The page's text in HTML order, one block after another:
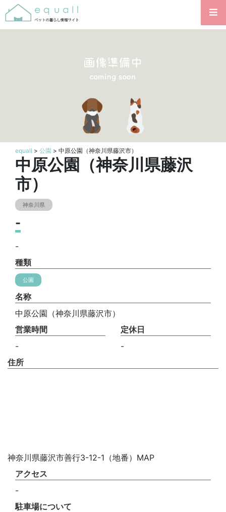
equall > 公園 > 中原公園（神奈川県藤沢市）
中原公園（神奈川県藤沢
市）
神奈川県
-
-
種類
公園
名称
中原公園（神奈川県藤沢市）
営業時間
-
定休日
-
住所
神奈川県藤沢市善行3-12-1（地番）MAP
アクセス
-
駐車場について